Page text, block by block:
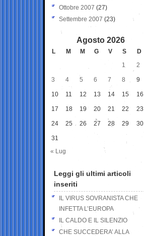
Ottobre 2007 (27)
Settembre 2007 (23)
Agosto 2026
L M M G V S
D
1
2
3 4 5 6 7 8 9
10 11 12 13 14 15 16
17 18 19 20 21 22 23
24 25 26 27 28 29 30
31
« Lug
Leggi gli ultimi articoli
inseriti
IL VIRUS SOVRANISTA CHE
INFETTA L’EUROPA
IL CALDO E IL SILENZIO
CHE SUCCEDERA’ ALLA